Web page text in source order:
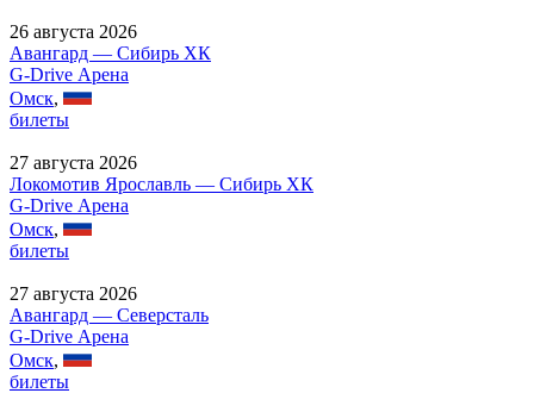
26 августа 2026
Авангард — Сибирь ХК
G-Drive Арена
Омск,
билеты
27 августа 2026
Локомотив Ярославль — Сибирь ХК
G-Drive Арена
Омск,
билеты
27 августа 2026
Авангард — Северсталь
G-Drive Арена
Омск,
билеты